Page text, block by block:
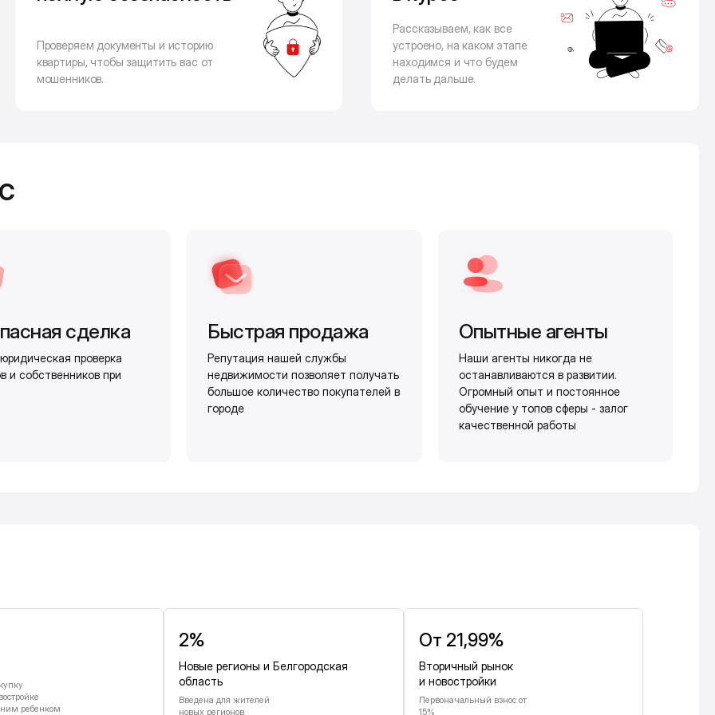
Проверяем документы и историю
квартиры, чтобы защитить вас от
мошенников.
Рассказываем, как все
устроено, на каком этапе
находимся и что будем
делать дальше.
сделка
проверка
и собственников при
Быстрая продажа
Репутация нашей службы
недвижимости позволяет получать
большое количество покупателей в
городе
Опытные агенты
Наши агенты никогда не
останавливаются в развитии.
Огромный опыт и постоянное
обучение у топов сферы - залог
качественной работы
ребенком
2%
Новые регионы и Белгородская
область
Введена для жителей
новых регионов
От 21,99%
Вторичный рынок
и новостройки
Первоначальный взнос от
15%